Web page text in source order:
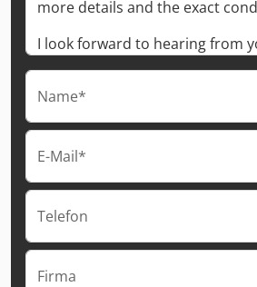
Name*
E-Mail*
Telefon
Firma